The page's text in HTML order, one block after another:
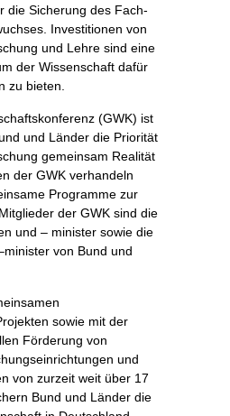
die Sicherung des Fach-
Investitionen von
und Lehre sind eine
der Wissenschaft dafür
zu bieten.
(GWK) ist
und Länder die Priorität
gemeinsam Realität
der GWK verhandeln
Programme zur
der GWK sind die
und – minister sowie die
von Bund und
sowie mit der
Förderung von
und
von zurzeit weit über 17
Bund und Länder die